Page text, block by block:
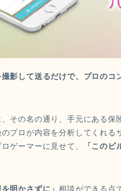
影して送るだけで、プロのコ
、その名の通り、手元にある
プロが内容を分析してくれる
ゲーマーに見せて、
「このビ
を明かさずに」相談ができる点